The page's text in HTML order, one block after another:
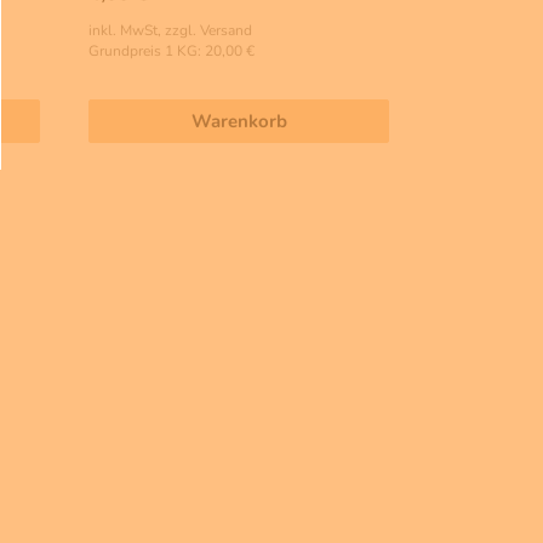
inkl. MwSt, zzgl. Versand
Grundpreis 1 KG: 20,00 €
Warenkorb